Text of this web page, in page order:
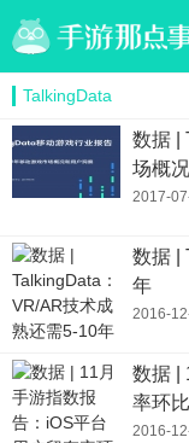
TalkingData
数据 |
场概
2017-
数据 |
年
2016-
数据 |
率环
2016-